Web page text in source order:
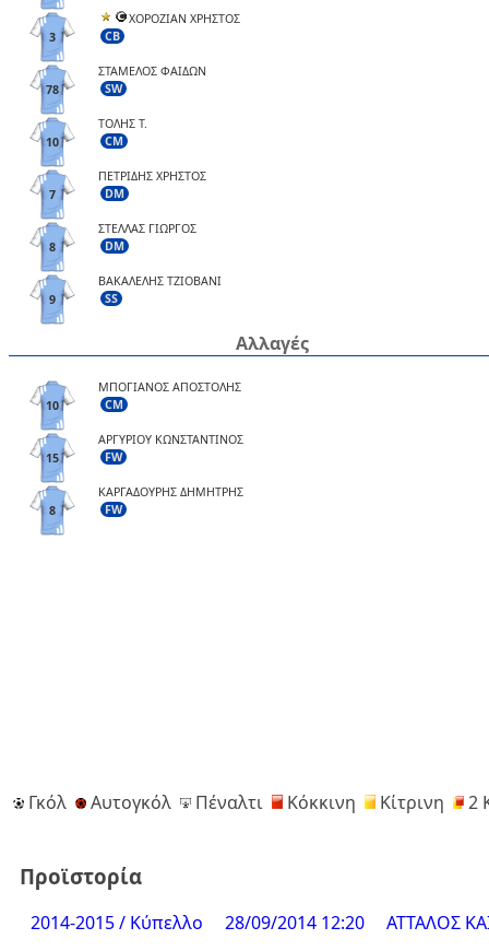
3
ΧΟΡΟΖΙΑΝ ΧΡΗΣΤΟΣ
CB
78
ΣΤΑΜΕΛΟΣ ΦΑΙΔΩΝ
SW
10
ΤΟΛΗΣ Τ.
CM
7
ΠΕΤΡΙΔΗΣ ΧΡΗΣΤΟΣ
DM
8
ΣΤΕΛΛΑΣ ΓΙΩΡΓΟΣ
DM
9
ΒΑΚΑΛΕΛΗΣ ΤΖΙΟΒΑΝΙ
SS
Αλλαγές
10
ΜΠΟΓΙΑΝΟΣ ΑΠΟΣΤΟΛΗΣ
CM
15
ΑΡΓΥΡΙΟΥ ΚΩΝΣΤΑΝΤΙΝΟΣ
FW
8
ΚΑΡΓΑΔΟΥΡΗΣ ΔΗΜΗΤΡΗΣ
FW
Γκόλ Αυτογκόλ Πέναλτι Κόκκινη Κίτρινη 2
Προϊστορία
2014-2015 / Κύπελλο 28/09/2014 12:20 ΑΤΤΑΛΟΣ